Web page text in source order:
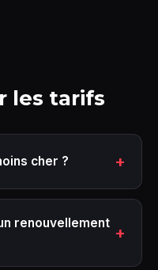
les tarifs
cher ?
renouvellement